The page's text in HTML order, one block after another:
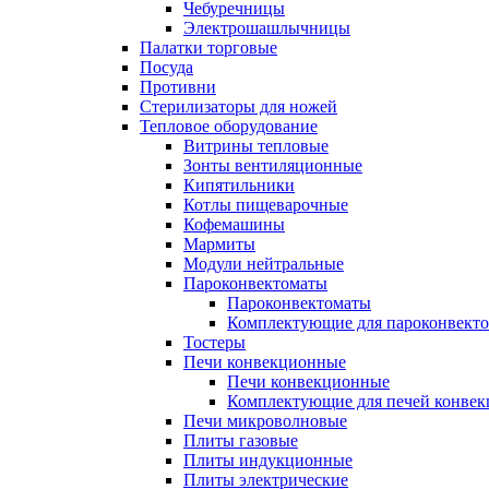
Чебуречницы
Электрошашлычницы
Палатки торговые
Посуда
Противни
Стерилизаторы для ножей
Тепловое оборудование
Витрины тепловые
Зонты вентиляционные
Кипятильники
Котлы пищеварочные
Кофемашины
Мармиты
Модули нейтральные
Пароконвектоматы
Пароконвектоматы
Комплектующие для
Тостеры
Печи конвекционные
Печи конвекционные
Комплектующие для печей
Печи микроволновые
Плиты газовые
Плиты индукционные
Плиты электрические